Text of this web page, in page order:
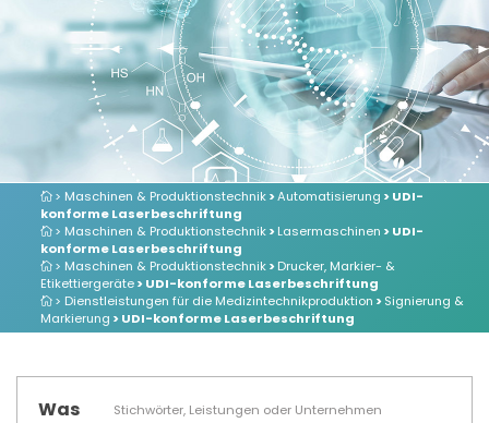
> Maschinen & Produktionstechnik>Automatisierung > UDI-
konforme Laserbeschriftung
> Maschinen & Produktionstechnik>Lasermaschinen > UDI-
konforme Laserbeschriftung
> Maschinen & Produktionstechnik>Drucker, Markier- &
Etikettiergeräte> UDI-konforme Laserbeschriftung
> Dienstleistungen für die Medizintechnikproduktion >Signierung &
Markierung > UDI-konforme Laserbeschriftung
Was